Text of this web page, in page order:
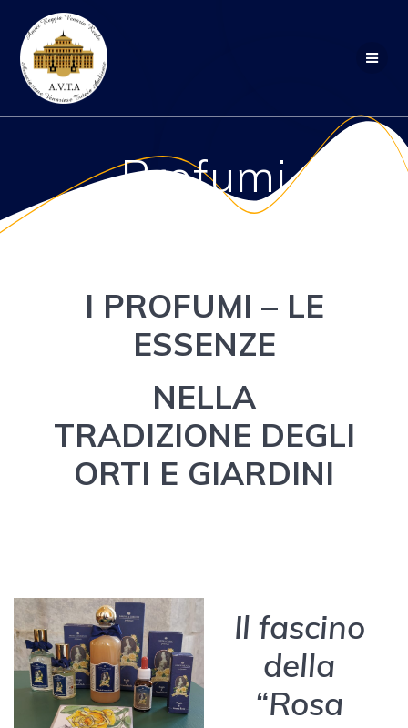
Profumi
I PROFUMI – LE
ESSENZE
NELLA
TRADIZIONE DEGLI
ORTI E GIARDINI
Il fascino
della
“Rosa